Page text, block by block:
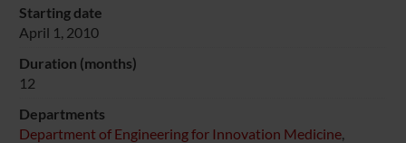
Starting date
April 1, 2010
Duration (months)
12
Departments
Department of Engineering for Innovation Medicine,